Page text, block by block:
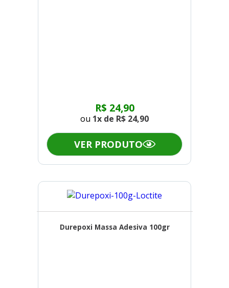
R$ 24,90
ou 1x de R$ 24,90
VER PRODUTO
Durepoxi Massa Adesiva 100gr